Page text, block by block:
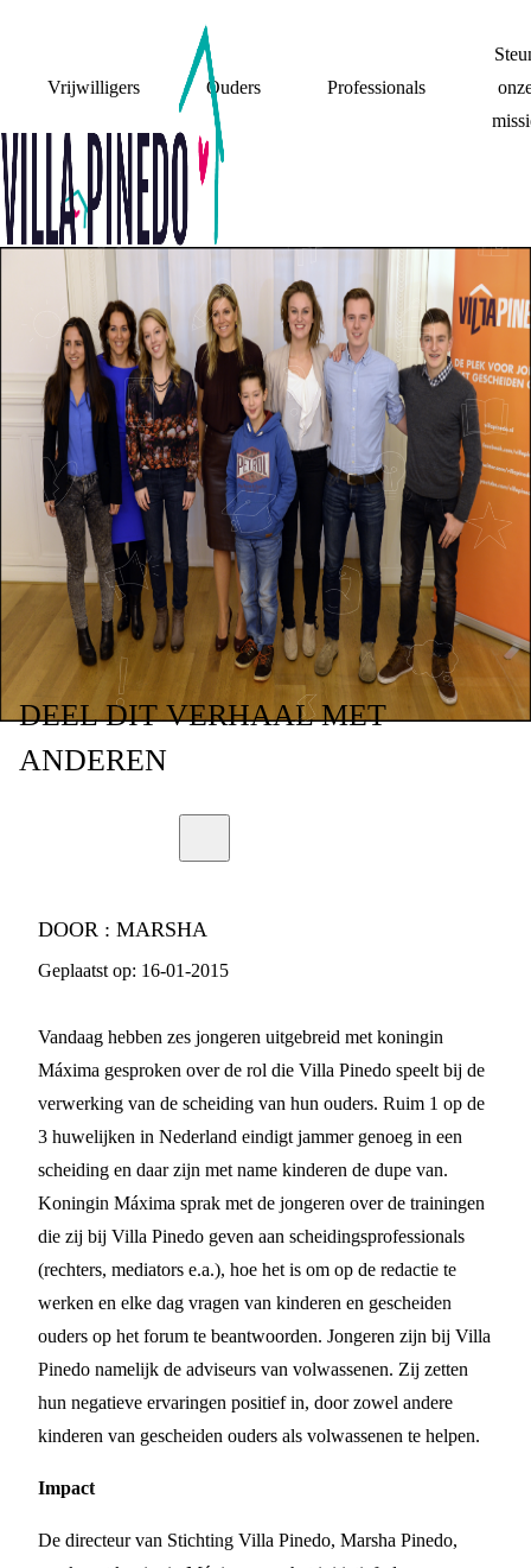
Vrijwilligers Ouders Professionals
KIND IS KONING!
DEELDIT VERHAALMET
ANDEREN
DOOR : MARSHA
Geplaatst op: 16-01-2015
Vandaag hebben zes jongeren uitgebreid met koningin
Máxima gesproken over de rol die Villa Pinedo speelt bij de
verwerking van de scheiding van hun ouders. Ruim 1 op de
3 huwelijken in Nederland eindigt jammer genoeg in een
scheiding en daar zijn met name kinderen de dupe van.
Koningin Máxima sprak met de jongeren over de trainingen
die zij bij Villa Pinedo geven aan scheidingsprofessionals
(rechters, mediators e.a.), hoe het is om op de redactie te
werken en elke dag vragen van kinderen en gescheiden
ouders op het forum te beantwoorden. Jongeren zijn bij Villa
Pinedo namelijk de adviseurs van volwassenen. Zij zetten
hun negatieve ervaringen positief in, door zowel andere
kinderen van gescheiden ouders als volwassenen te helpen.
Impact
De directeur van Stichting Villa Pinedo, Marsha Pinedo,